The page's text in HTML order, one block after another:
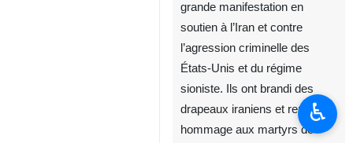
grande manifestation en
soutien à l’Iran et contre
l’agression criminelle des
États-Unis et du régime
sioniste. Ils ont brandi des
drapeaux iraniens et rendu
hommage aux martyrs de
♿︎